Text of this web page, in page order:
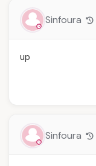
Sinfoura
up
Sinfoura